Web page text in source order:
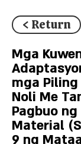
< Return
Mga
mga
Noli Me
Pagbuo
Material
9 ng